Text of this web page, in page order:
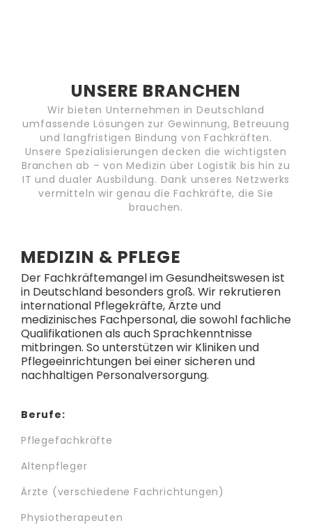
UNSERE BRANCHEN
Wir bieten Unternehmen in Deutschland
umfassende Lösungen zur Gewinnung, Betreuung
und langfristigen Bindung von Fachkräften.
Unsere Spezialisierungen decken die wichtigsten
Branchen ab – von Medizin über Logistik bis hin zu
IT und dualer Ausbildung. Dank unseres Netzwerks
vermitteln wir genau die Fachkräfte, die Sie
brauchen.
MEDIZIN & PFLEGE
Der Fachkräftemangel im Gesundheitswesen ist
in Deutschland besonders groß. Wir rekrutieren
international Pflegekräfte, Ärzte und
medizinisches Fachpersonal, die sowohl fachliche
Qualifikationen als auch Sprachkenntnisse
mitbringen. So unterstützen wir Kliniken und
Pflegeeinrichtungen bei einer sicheren und
nachhaltigen Personalversorgung.
Berufe:
Pflegefachkräfte
Altenpfleger
Ärzte (verschiedene Fachrichtungen)
Physiotherapeuten